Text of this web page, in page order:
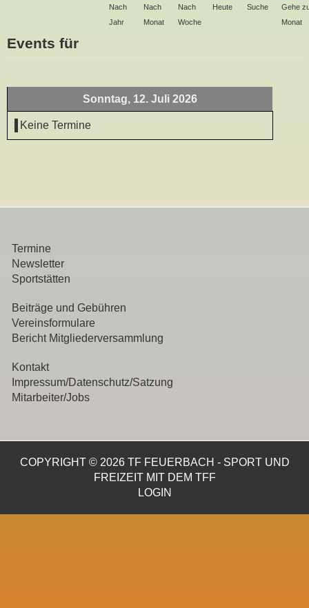
Nach
Jahr
Nach
Monat
Nach
Woche
Heute Suche
Gehe
Monat
Events für
Sonntag, 12. Juli 2026
Keine Termine
Termine
Newsletter
Sportstätten
Beiträge und Gebühren
Vereinsformulare
Bericht Mitgliederversammlung
Kontakt
Impressum/Datenschutz/Satzung
Mitarbeiter/Jobs
COPYRIGHT © 2026 TF FEUERBACH - SPORT UND
FREIZEIT MIT DEM TFF
LOGIN